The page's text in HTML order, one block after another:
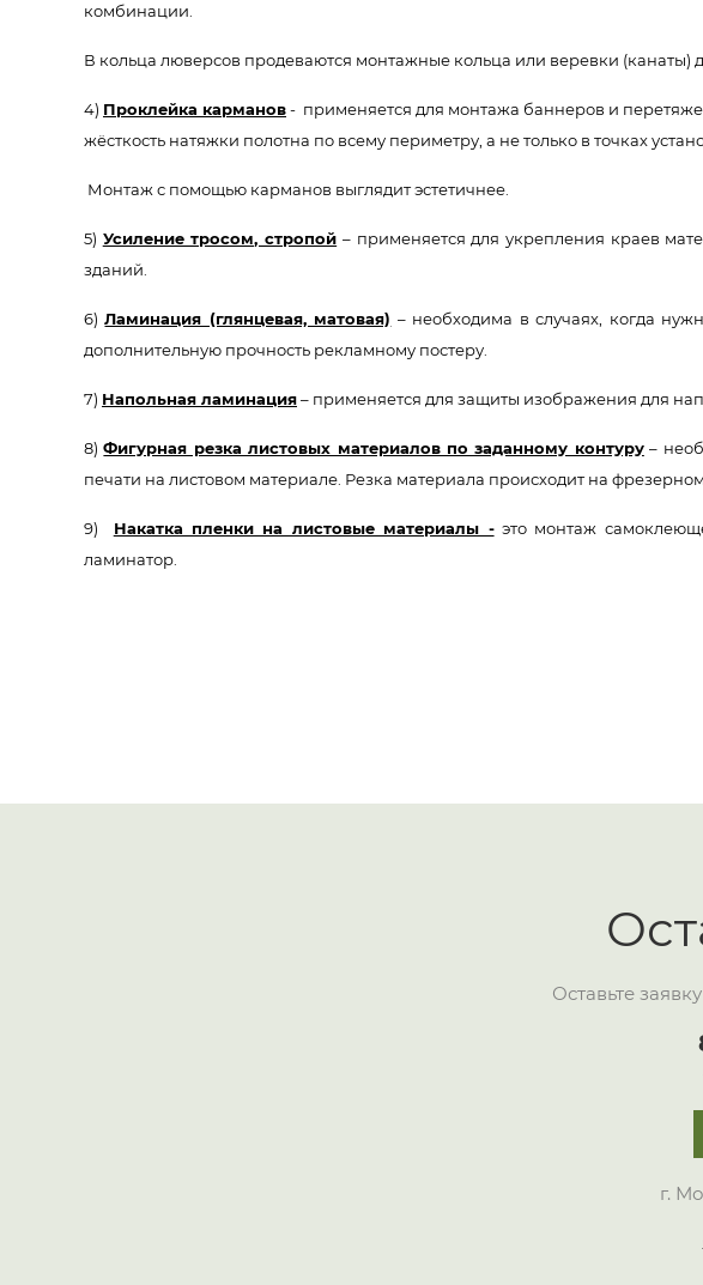
комбинации.
В кольца люверсов продеваются монтажные кольца или веревки (канаты)
4) Проклейка карманов- применяется для монтажа баннеров и
жёсткость натяжки полотна по всему периметру, а не только в точках
Монтаж с помощью карманов выглядит эстетичнее.
5) Усиление тросом, стропой – применяется для укрепления краев
зданий.
6)Ламинация (глянцевая, матовая) – необходима в случаях, когда
дополнительную прочность рекламному постеру.
7) Напольная ламинация– применяется для защиты изображения для
8)Фигурная резка листовых материалов по заданному контуру–
печати на листовом материале. Резка материала происходит на
9) Накатка пленки на листовые материалы -это монтаж
ламинатор.
Оставьте
г.